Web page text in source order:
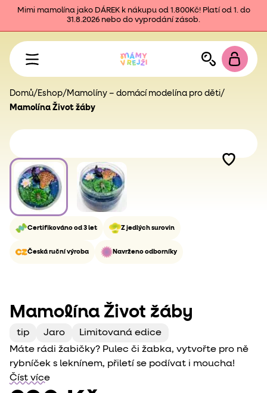
Mimi mamolína jako DÁREK k nákupu od 1.800Kč! Platí od 1. do
31.8.2026 nebo do vyprodání zásob.
Domů/ Eshop/ Mamolíny – domácí modelína pro děti/
Mamolína Život žáby
Certifikováno od 3 let Z jedlých surovin
Česká ruční výroba Navrženo odborníky
Mamolína Život žáby
tip Jaro
Limitovaná edice
Máte rádi žabičky? Pulec či žabka, vytvořte pro ně
rybníček s leknínem, přiletí se podívat i moucha!
Číst více